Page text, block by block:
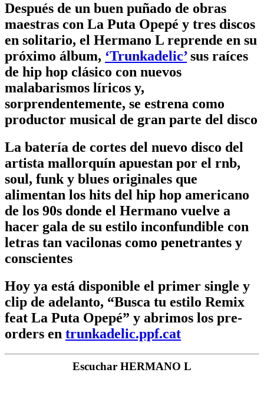
Después de un buen puñado de obras
maestras con La Puta Opepé y tres discos
en solitario, el Hermano L reprende en su
próximo álbum, ‘Trunkadelic’sus raíces
de hip hop clásico con nuevos
malabarismos líricos y,
sorprendentemente, se estrena como
productor musical de gran parte del disco
La batería de cortes del nuevo disco del
artista mallorquín apuestan por el rnb,
soul, funk y blues originales que
alimentan los hits del hip hop americano
de los 90s donde el Hermano vuelve a
hacer gala de su estilo inconfundible con
letras tan vacilonas como penetrantes y
conscientes
Hoy ya está disponible el primer single y
clip de adelanto, “Busca tu estilo Remix
feat La Puta Opepé” y abrimos los pre-
orders en trunkadelic.ppf.cat
Escuchar HERMANO L